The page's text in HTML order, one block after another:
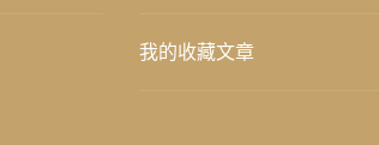
我的收藏文章